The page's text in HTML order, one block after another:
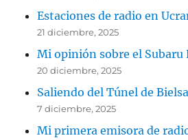
Estaciones de radio en
21 diciembre, 2025
Mi opinión sobre el Subaru
20 diciembre, 2025
Saliendo del Túnel de Bielsa
7 diciembre, 2025
Mi primera emisora de